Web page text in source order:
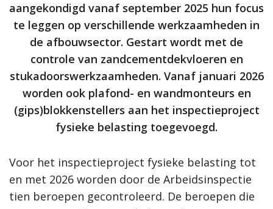
aangekondigd vanaf september 2025 hun focus
te leggen op verschillende werkzaamheden in
de afbouwsector. Gestart wordt met de
controle van zandcementdekvloeren en
stukadoorswerkzaamheden. Vanaf januari 2026
worden ook plafond- en wandmonteurs en
(gips)blokkenstellers aan het inspectieproject
fysieke belasting toegevoegd.
Voor het inspectieproject fysieke belasting tot
en met 2026 worden door de Arbeidsinspectie
tien beroepen gecontroleerd. De beroepen die